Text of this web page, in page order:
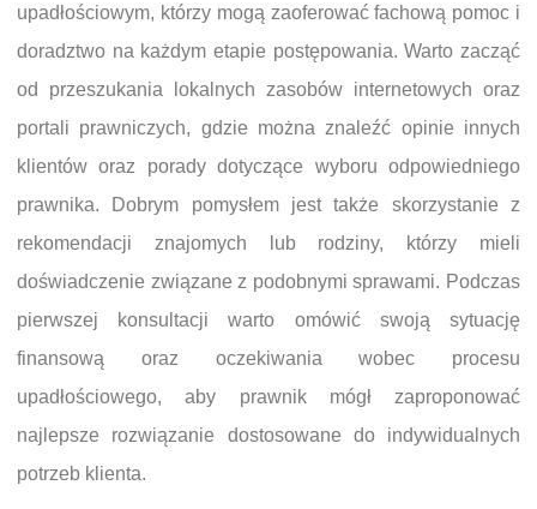
upadłościowym, którzy mogą zaoferować fachową pomoc i
doradztwo na każdym etapie postępowania. Warto zacząć
od przeszukania lokalnych zasobów internetowych oraz
portali prawniczych, gdzie można znaleźć opinie innych
klientów oraz porady dotyczące wyboru odpowiedniego
prawnika. Dobrym pomysłem jest także skorzystanie z
rekomendacji znajomych lub rodziny, którzy mieli
doświadczenie związane z podobnymi sprawami. Podczas
pierwszej konsultacji warto omówić swoją sytuację
finansową oraz oczekiwania wobec procesu
upadłościowego, aby prawnik mógł zaproponować
najlepsze rozwiązanie dostosowane do indywidualnych
potrzeb klienta.